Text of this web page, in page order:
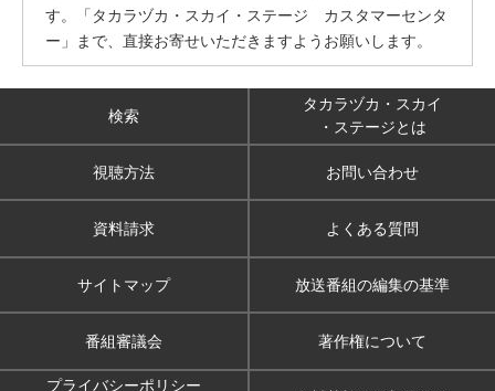
す。「タカラヅカ・スカイ・ステージ カスタマーセンタ
ー」まで、直接お寄せいただきますようお願いします。
検索
タカラヅカ・スカイ
・ステージとは
視聴方法 お問い合わせ
資料請求 よくある質問
サイトマップ 放送番組の編集の基準
番組審議会 著作権について
プライバシーポリシー